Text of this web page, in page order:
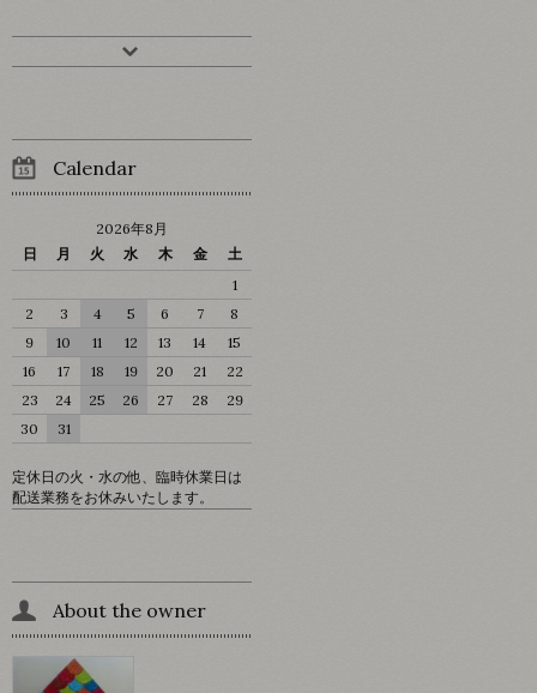
Calendar
2026年8月
日
月 火 水 木 金
土
1
2
3 4 5 6 7
8
9
10 11 12 13 14
15
16
17 18 19 20 21
22
23
24 25 26 27 28
29
30
31
定休日の火・水の他、臨時休業日は
配送業務をお休みいたします。
About the owner